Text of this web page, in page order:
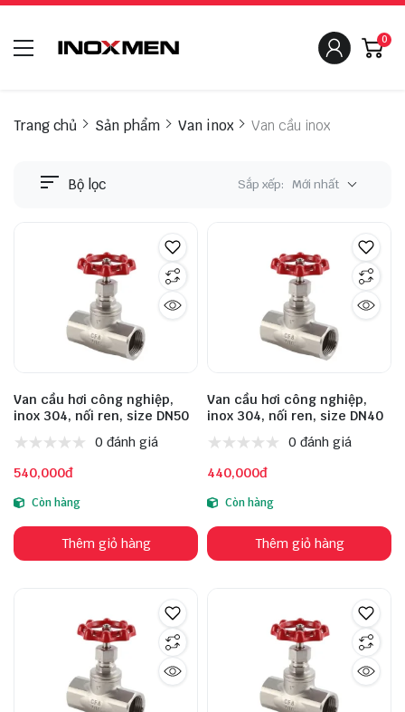
0
Trang chủ Sản phẩm Van inox Van cầu inox
Bộ lọc Sắp xếp: Mới nhất
Van cầu hơi công nghiệp,
inox 304, nối ren, size DN50
0 đánh giá
540,000đ
Còn hàng
Thêm giỏ hàng
Van cầu hơi công nghiệp,
inox 304, nối ren, size DN40
0 đánh giá
440,000đ
Còn hàng
Thêm giỏ hàng